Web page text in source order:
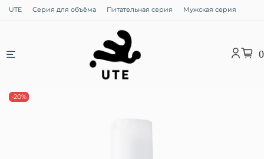
UTE Серия для объёма Питательная серия Мужская серия
0
-20%